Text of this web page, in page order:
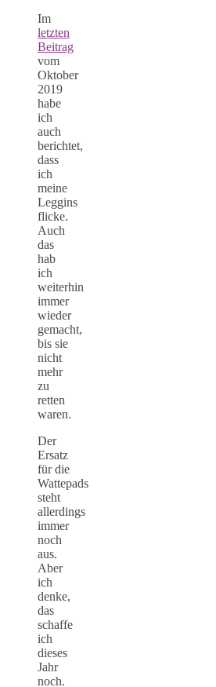
Im
letzten
Beitrag
vom
Oktober
2019
habe
ich
auch
berichtet,
dass
ich
meine
Leggins
flicke.
Auch
das
hab
ich
weiterhin
immer
wieder
gemacht,
bis sie
nicht
mehr
zu
retten
waren.
Der
Ersatz
für die
Wattepads
steht
allerdings
immer
noch
aus.
Aber
ich
denke,
das
schaffe
ich
dieses
Jahr
noch.